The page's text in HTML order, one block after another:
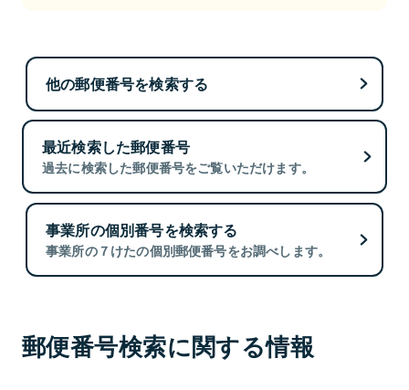
他の郵便番号を検索する
最近検索した郵便番号
過去に検索した郵便番号をご覧いただけます。
事業所の個別番号を検索する
事業所の７けたの個別郵便番号をお調べします。
郵便番号検索に関する情報